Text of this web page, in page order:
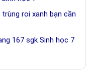
roi xanh bạn cần
167 sgk Sinh học 7